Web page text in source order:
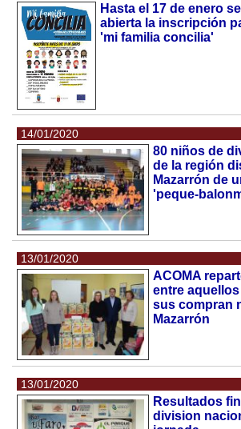
Hasta el 17 de enero
abierta la inscripción
'mi familia concilia'
14/01/2020
80 niños de
de la región
Mazarrón de
'peque-
13/01/2020
ACOMA
entre
sus compran
Mazarrón
13/01/2020
Resultados
division